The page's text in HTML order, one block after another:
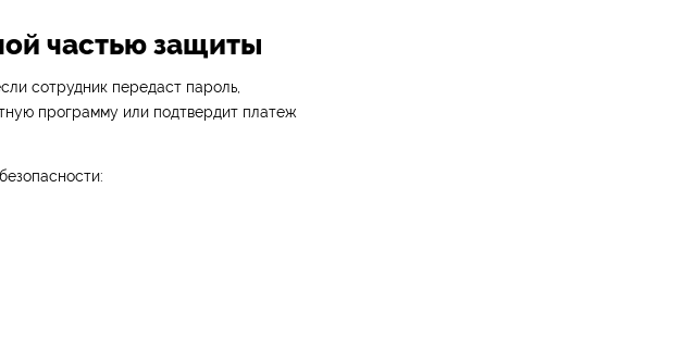
частью защиты
сотрудник передаст пароль,
программу или подтвердит платеж